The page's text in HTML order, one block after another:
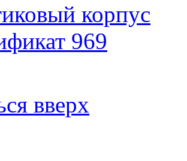
корпус
969
вверх